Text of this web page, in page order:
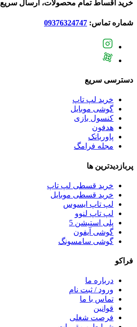
خرید اقساط تمام محصولات، ارسال سریع
شماره تماس: 09376324747
دسترسی سریع
خرید لپ تاپ
گوشی موبایل
کنسول بازی
هدفون
پاوربانک
مجله فرامگ
پربازدید‌ترین ها
خرید قسطی لپ تاپ
خرید قسطی موبایل
لپ تاپ ایسوس
لپ تاپ لنوو
پلی استیشن 5
گوشی آیفون
گوشی سامسونگ
فراکو
درباره ما
ورود / ثبت نام
تماس با ما
قوانین
فرصت شغلی